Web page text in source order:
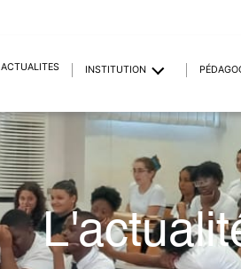
ACTUALITÉS INSTITUTION